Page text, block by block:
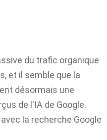
du trafic organique
et il semble que la
désormais une
de l'IA de Google.
la recherche Google